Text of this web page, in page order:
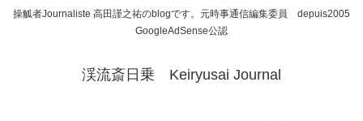
操觚者Journaliste 高田謹之祐のblogです。元時事通信編集委員 depuis2005
GoogleAdSense公認
渓流斎日乗 Keiryusai Journal